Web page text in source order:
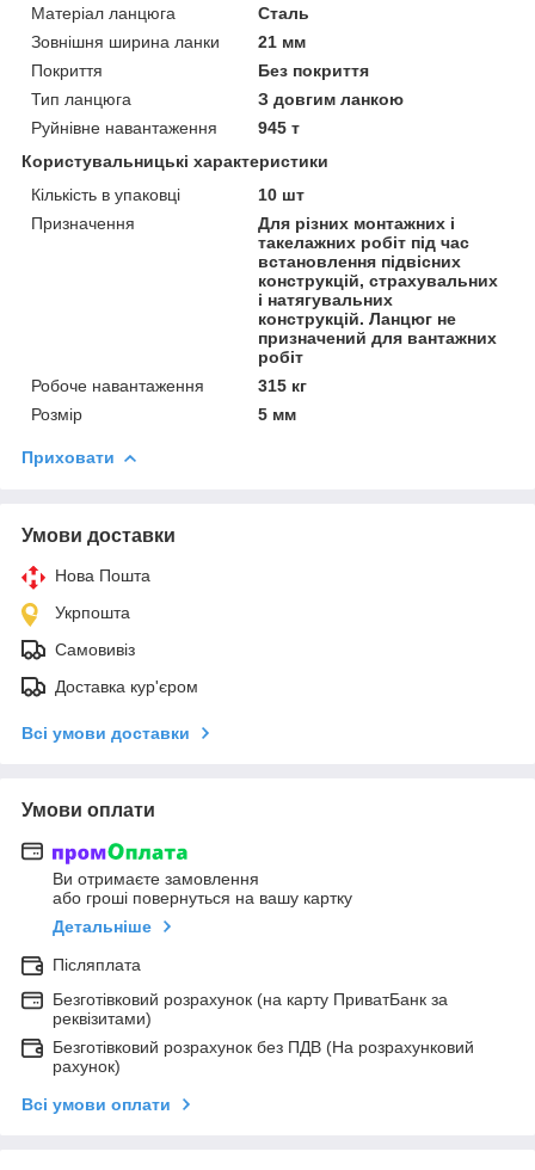
Матеріал ланцюга
Сталь
Зовнішня ширина ланки
21 мм
Покриття
Без покриття
Тип ланцюга
З довгим ланкою
Руйнівне навантаження
945 т
Користувальницькі характеристики
Кількість в упаковці
10 шт
Призначення
Для різних монтажних і
такелажних робіт під час
встановлення підвісних
конструкцій, страхувальних
і натягувальних
конструкцій. Ланцюг не
призначений для вантажних
робіт
Робоче навантаження
315 кг
Розмір
5 мм
Приховати
Умови доставки
Нова Пошта
Укрпошта
Самовивіз
Доставка кур'єром
Всі умови доставки
Умови оплати
Ви отримаєте замовлення
або гроші повернуться на вашу картку
Детальніше
Післяплата
Безготівковий розрахунок (на карту ПриватБанк за
реквізитами)
Безготівковий розрахунок без ПДВ (На розрахунковий
рахунок)
Всі умови оплати